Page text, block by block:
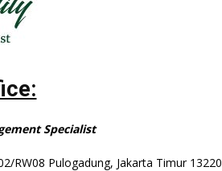
Specialist
RW08 Pulogadung, Jakarta Timur 13220